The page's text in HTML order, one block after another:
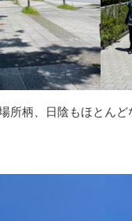
柄、日陰もほとんど